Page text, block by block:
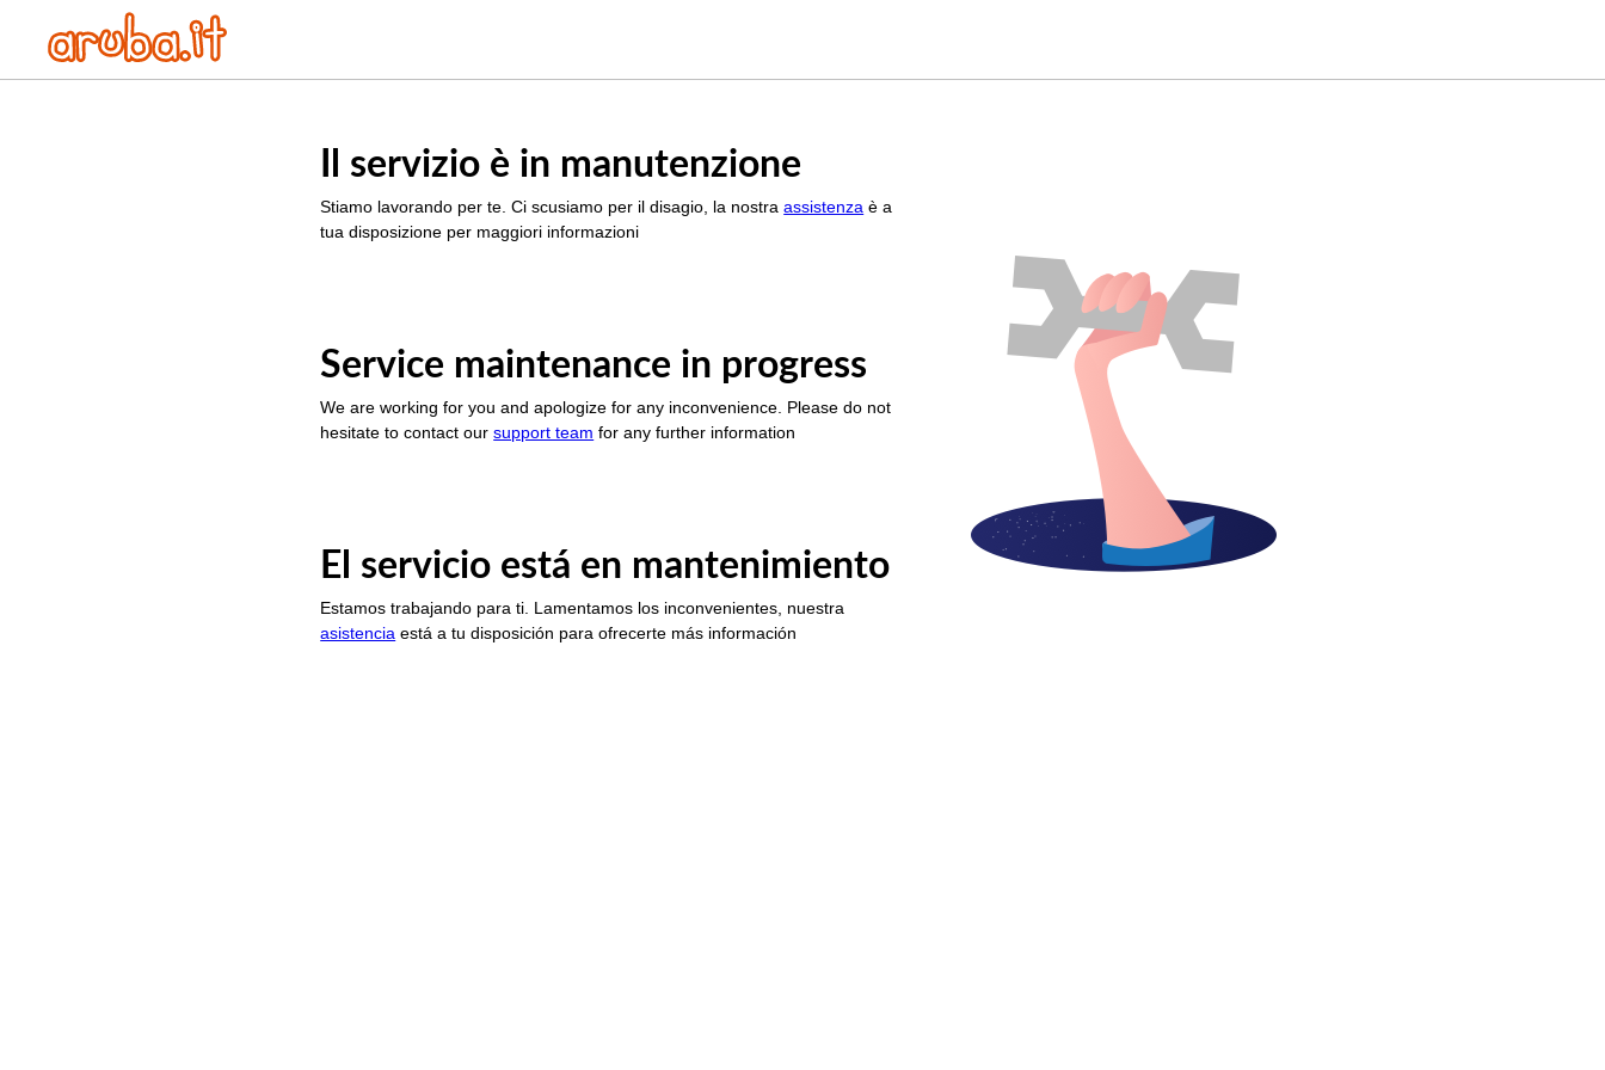
Il servizio è in manutenzione
Stiamo lavorando per te. Ci scusiamo per il disagio, la nostraassistenza è a
tua disposizione per maggiori informazioni
Service maintenance in progress
We are working for you and apologize for any inconvenience. Please do not
hesitate to contact oursupport team for any further information
El servicio está en mantenimiento
Estamos trabajando para ti. Lamentamos los inconvenientes, nuestra
asistencia está a tu disposición para ofrecerte más información